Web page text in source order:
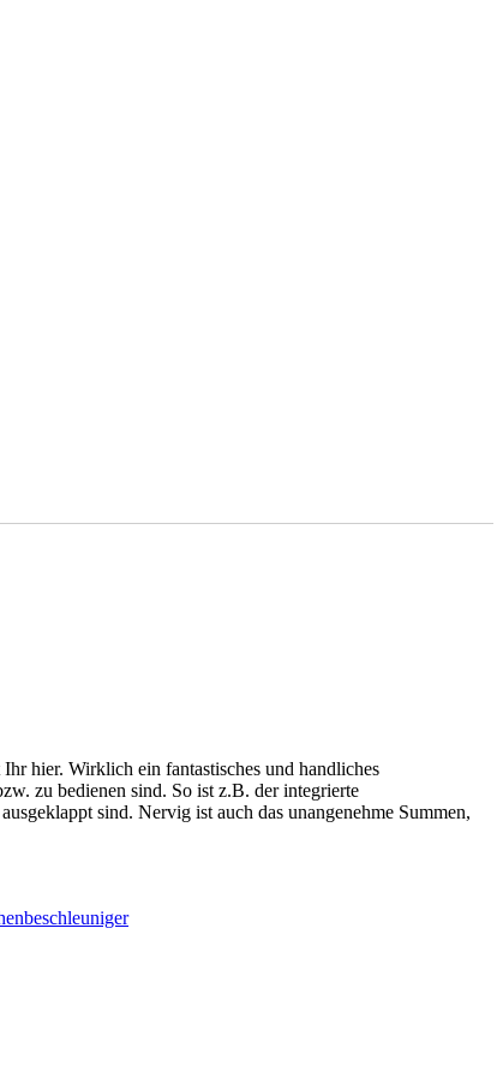
hier. Wirklich ein fantastisches und handliches
zu bedienen sind. So ist z.B. der integrierte
sind. Nervig ist auch das unangenehme Summen,